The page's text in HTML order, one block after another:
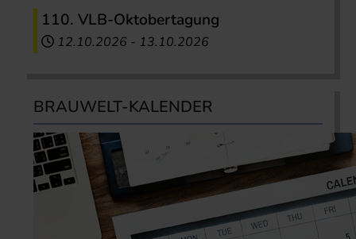
110. VLB-Oktobertagung
12.10.2026 - 13.10.2026
BRAUWELT-KALENDER